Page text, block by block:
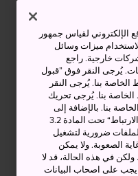
الإلكتروني لقياس جمهور
ميزات وسائل
خارجية. راجع
يُرجى النقر فوق ”قبول
بنا. يُرجى النقر
بنا. يُرجى تحريك
بنا. بالإضافة إلى
ذلك، يمكنك تغيير موافقتك أو سحبها في أي وقت بالنقر على ”إعدادات ملفات تعريف الارتباط“ تحت المادة 3.2
ضرورية لتشغيل
الصعوبة. ولا يمكن
في هذه الحالة، قد لا
على اصحاب البيانات